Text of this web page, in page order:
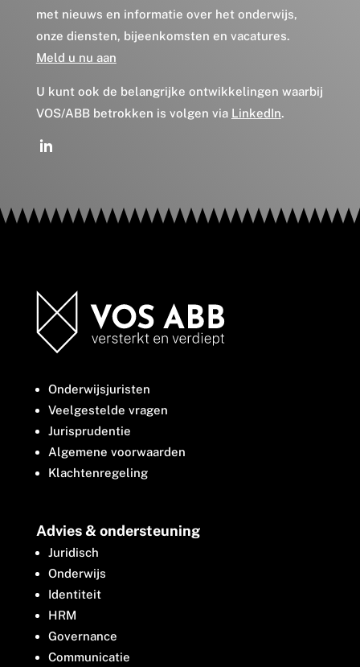
met nieuws en informatie over het onderwijs,
onze diensten, bijeenkomsten en vacatures.
Meld u nu aan
U kunt ook de belangrijke ontwikkelingen waarbij
VOS/ABB betrokken is volgen via LinkedIn.
Onderwijsjuristen
Veelgestelde vragen
Jurisprudentie
Algemene voorwaarden
Klachtenregeling
Advies & ondersteuning
Juridisch
Onderwijs
Identiteit
HRM
Governance
Communicatie